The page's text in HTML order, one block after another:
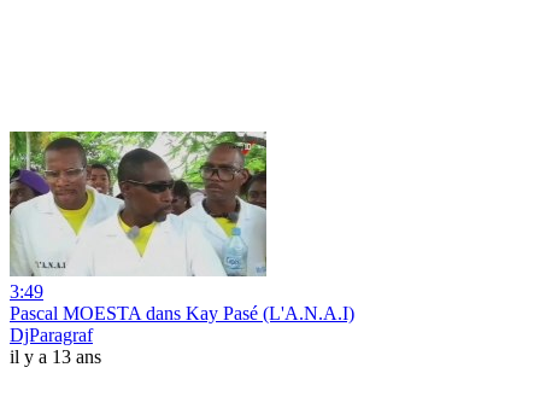
3:49
Pascal MOESTA dans Kay Pasé (L'A.N.A.I)
DjParagraf
il y a 13 ans